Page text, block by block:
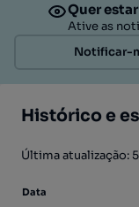
Quer
Ative as
Notificar-
Histórico e
Última atualização:
Data